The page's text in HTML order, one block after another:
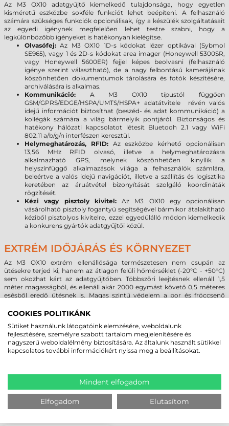
Az M3 OX10 adatgyűjtő kiemelkedő tulajdonsága, hogy egyetlen
kisméretű eszközbe sokféle funkciót lehet beépíteni. A felhasználó
számára szükséges funkciók opcionálisak, így a készülék szolgáltatásait
az egyedi igénynek megfelelően lehet testre szabni, hogy a
legkülönbözőbb igényeket is hatékonyan kielégítse.
Olvasófej:Az M3 OX10 1D-s kódokat lézer optikával (Sybmol
SE965), vagy 1 és 2D-s kódokat area imager (Honeywell 5300SR,
vagy Honeywell 5600ER) fejjel képes beolvasni (felhasználó
igénye szerint választható), de a nagy felbontású kamerájának
köszönhetően dokumentumok tárolására és fotók készítésére,
archiválására is alkalmas.
Kommunikáció: A M3 OX10 típustól függően
GSM/GPRS/EDGE/HSPA/UMTS/HSPA+ adatátvitele révén valós
idejű információt biztosíthat (beszéd- és adat kommunikáció) a
kollégák számára a világ bármelyik pontjáról. Biztonságos és
hatékony hálózati kapcsolatot létesít Bluetooh 2.1 vagy WiFi
802.11 a/b/g/n interfészen keresztül.
Helymeghatározás, RFID: Az eszközbe kérhető opcionálisan
13,56 MHz RFID olvasó, illetve a helymeghatározásra
alkalmazható GPS, melynek köszönhetően kinyílik a
helyszínfüggő alkalmazások világa a felhasználók számlára,
beleértve a valós idejű navigációt, illetve a szállítás és logisztika
keretében az áruátvétel bizonyítását szolgáló koordináták
rögzítését.
Kézi vagy pisztoly kivitel: Az M3 OX10 egy opcionálisan
vásárolható pisztoly fogantyú segítségével bármikor átalakítható
kéziből pisztolyos kivitelre, ezzel egyedülálló módon kiemelkedik
a konkurens gyártók adatgyűjtői közül.
EXTRÉM IDŐJÁRÁS ÉS KÖRNYEZET
Az M3 OX10 extrém ellenállósága természetesen nem csupán az
ütésekre terjed ki, hanem az átlagon felüli hőmérséklet (-20°C - +50°C)
sem okozhat kárt az adatgyűjtőben. Többszöri leejtésnek ellenáll 1,5
méter magasságból, és ellenáll akár 2000 egymást követő 0,5 méteres
esésből eredő ütésnek is. Magas szintű védelem a por és fröccsenő
MEGBÍZHAT BENNÜNK! ISMERJE MEG
VÁSÁRLÓINK VÉLEMÉNYÉT
KÖVESSE BE YOUTUBE CSATORNÁNKAT!
LEGUTÓBB MEGTEKINTETT TERMÉKEK
COOKIES POLITIKÁNK
Sütiket használunk látogatóink elemzésére, weboldalunk
fejlesztésére, személyre szabott tartalom megjelenítésére és
nagyszerű weboldalélmény biztosítására. Az általunk használt sütikkel
kapcsolatos további információkért nyissa meg a beállításokat.
Mindent elfogadom
Elfogadom Elutasítom